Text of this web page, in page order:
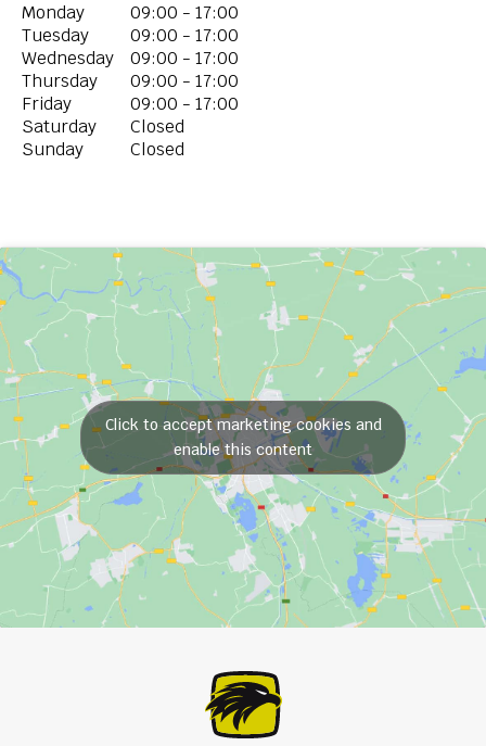
Monday
09:00 - 17:00
Tuesday
09:00 - 17:00
Wednesday
09:00 - 17:00
Thursday
09:00 - 17:00
Friday
09:00 - 17:00
Saturday
Closed
Sunday
Closed
Click to accept marketing cookies and
enable this content